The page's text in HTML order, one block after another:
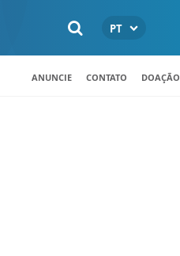
PT
ANUNCIE CONTATO DOAÇÃO